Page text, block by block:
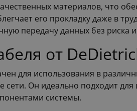
материалов, что
его прокладку даже в
передачу данных без риска
от
для использования в
Он идеально подходит
системы.